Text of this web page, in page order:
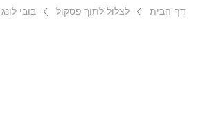
דף הבית לצלול לתוך פסקול בובי לונג